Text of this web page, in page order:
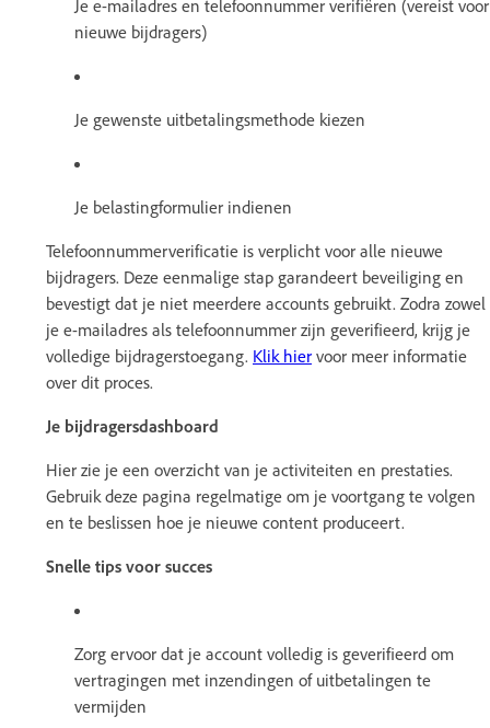
Je e-mailadres en telefoonnummer verifiëren (vereist voor
nieuwe bijdragers)
Je gewenste uitbetalingsmethode kiezen
Je belastingformulier indienen
Telefoonnummerverificatie is verplicht voor alle nieuwe
bijdragers. Deze eenmalige stap garandeert beveiliging en
bevestigt dat je niet meerdere accounts gebruikt. Zodra zowel
je e-mailadres als telefoonnummer zijn geverifieerd, krijg je
volledige bijdragerstoegang. Klik hier voor meer informatie
over dit proces.
Je bijdragersdashboard
Hier zie je een overzicht van je activiteiten en prestaties.
Gebruik deze pagina regelmatige om je voortgang te volgen
en te beslissen hoe je nieuwe content produceert.
Snelle tips voor succes
Zorg ervoor dat je account volledig is geverifieerd om
vertragingen met inzendingen of uitbetalingen te
vermijden